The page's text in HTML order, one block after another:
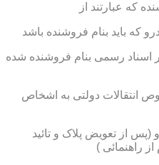
که باید بنام فروشنده باشد
رسمی بنام فروشنده شده
انتقالات دولتی به اشخاص
(پس از تعویض پلاک و تائید
راهنمائی )